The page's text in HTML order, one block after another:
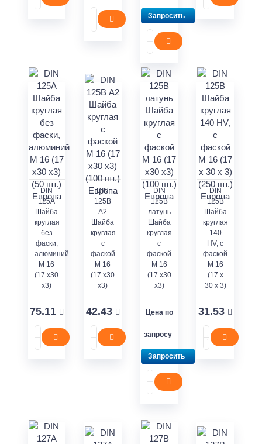
Запросить
DIN
125А
Шайба
круглая
без
фаски,
алюминий
М 16
(17 x30
x3)
75.11
DIN
125В
A2
Шайба
круглая
с
фаской
М 16
(17 x30
x3)
42.43
DIN
125В
латунь
Шайба
круглая
с
фаской
М 16
(17 x30
x3)
Цена по
запросу
Запросить
DIN
125В
Шайба
круглая
140
HV, с
фаской
М 16
(17 x
30 x 3)
31.53